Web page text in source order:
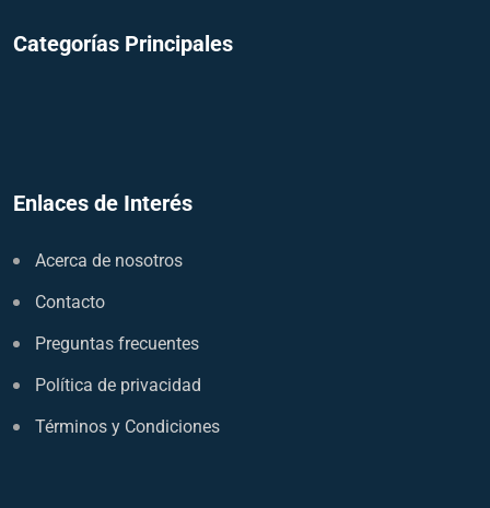
Categorías Principales
Enlaces de Interés
Acerca de nosotros
Contacto
Preguntas frecuentes
Política de privacidad
Términos y Condiciones